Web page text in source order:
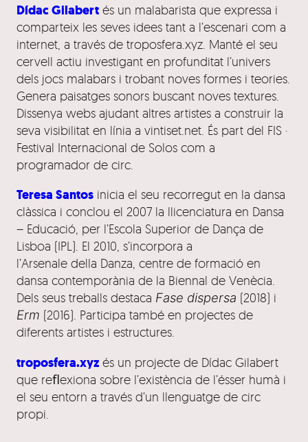
Dídac Gilabert és un malabarista que expressa i
comparteix les seves idees tant a l’escenari com a
internet, a través de troposfera.xyz. Manté el seu
cervell actiu investigant en profunditat l’univers
dels jocs malabars i trobant noves formes i teories.
Genera paisatges sonors buscant noves textures.
Dissenya webs ajudant altres artistes a construir la
seva visibilitat en línia a vintiset.net. És part del FIS ·
Festival Internacional de Solos com a
programador de circ.
Teresa Santos inicia el seu recorregut en la dansa
clàssica i conclou el 2007 la llicenciatura en Dansa
– Educació, per l’Escola Superior de Dança de
Lisboa (IPL). El 2010, s’incorpora a
l’Arsenale della Danza, centre de formació en
dansa contemporània de la Biennal de Venècia.
Dels seus treballs destaca Fase dispersa (2018) i
Erm (2016). Participa també en projectes de
diferents artistes i estructures.
troposfera.xyz és un projecte de Dídac Gilabert
que reﬂexiona sobre l’existència de l’ésser humà i
el seu entorn a través d’un llenguatge de circ
propi.